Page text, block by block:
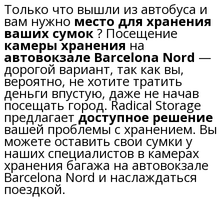
Только что вышли из автобуса и
вам нужно место для хранения
ваших сумок ? Посещение
камеры хранения на
автовокзале Barcelona Nord —
дорогой вариант, так как вы,
вероятно, не хотите тратить
деньги впустую, даже не начав
посещать город. Radical Storage
предлагает доступное решение
вашей проблемы с хранением. Вы
можете оставить свои сумки у
наших специалистов в камерах
хранения багажа на автовокзале
Barcelona Nord и наслаждаться
поездкой.